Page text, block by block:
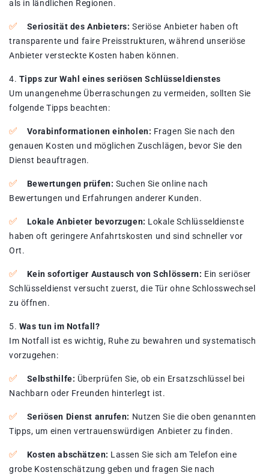
als in ländlichen Regionen.
Seriosität des Anbieters: Seriöse Anbieter haben oft
transparente und faire Preisstrukturen, während unseriöse
Anbieter versteckte Kosten haben können.
Tipps zur Wahl eines seriösen Schlüsseldienstes
Um unangenehme Überraschungen zu vermeiden, sollten Sie
folgende Tipps beachten:
Vorabinformationen einholen: Fragen Sie nach den
genauen Kosten und möglichen Zuschlägen, bevor Sie den
Dienst beauftragen.
Bewertungen prüfen: Suchen Sie online nach
Bewertungen und Erfahrungen anderer Kunden.
Lokale Anbieter bevorzugen: Lokale Schlüsseldienste
haben oft geringere Anfahrtskosten und sind schneller vor
Ort.
Kein sofortiger Austausch von Schlössern: Ein seriöser
Schlüsseldienst versucht zuerst, die Tür ohne Schlosswechsel
zu öffnen.
Was tun im Notfall?
Im Notfall ist es wichtig, Ruhe zu bewahren und systematisch
vorzugehen:
Selbsthilfe: Überprüfen Sie, ob ein Ersatzschlüssel bei
Nachbarn oder Freunden hinterlegt ist.
Seriösen Dienst anrufen: Nutzen Sie die oben genannten
Tipps, um einen vertrauenswürdigen Anbieter zu finden.
Kosten abschätzen: Lassen Sie sich am Telefon eine
grobe Kostenschätzung geben und fragen Sie nach